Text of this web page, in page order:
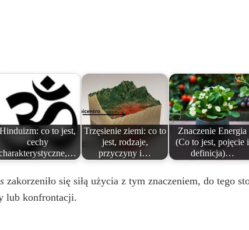
Hinduizm: co to jest,
cechy
Trzęsienie ziemi: co to
jest, rodzaje,
przyczyny i…
Znaczenie Energia
(Co to jest, pojęcie i
definicja)…
zakorzeniło się siłą użycia z tym znaczeniem, do tego
lub konfrontacji.